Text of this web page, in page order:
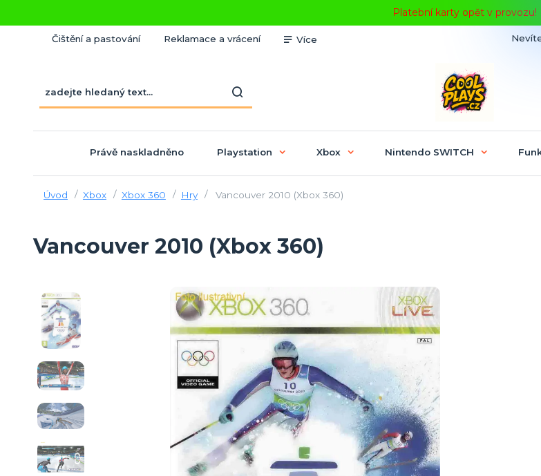
Platební karty opět v provozu!
Čištění a pastování Reklamace a vrácení Více
Právě naskladněno Playstation Xbox Nintendo SWITCH
Úvod Xbox Xbox 360 Hry Vancouver 2010 (Xbox 360)
Vancouver 2010 (Xbox 360)